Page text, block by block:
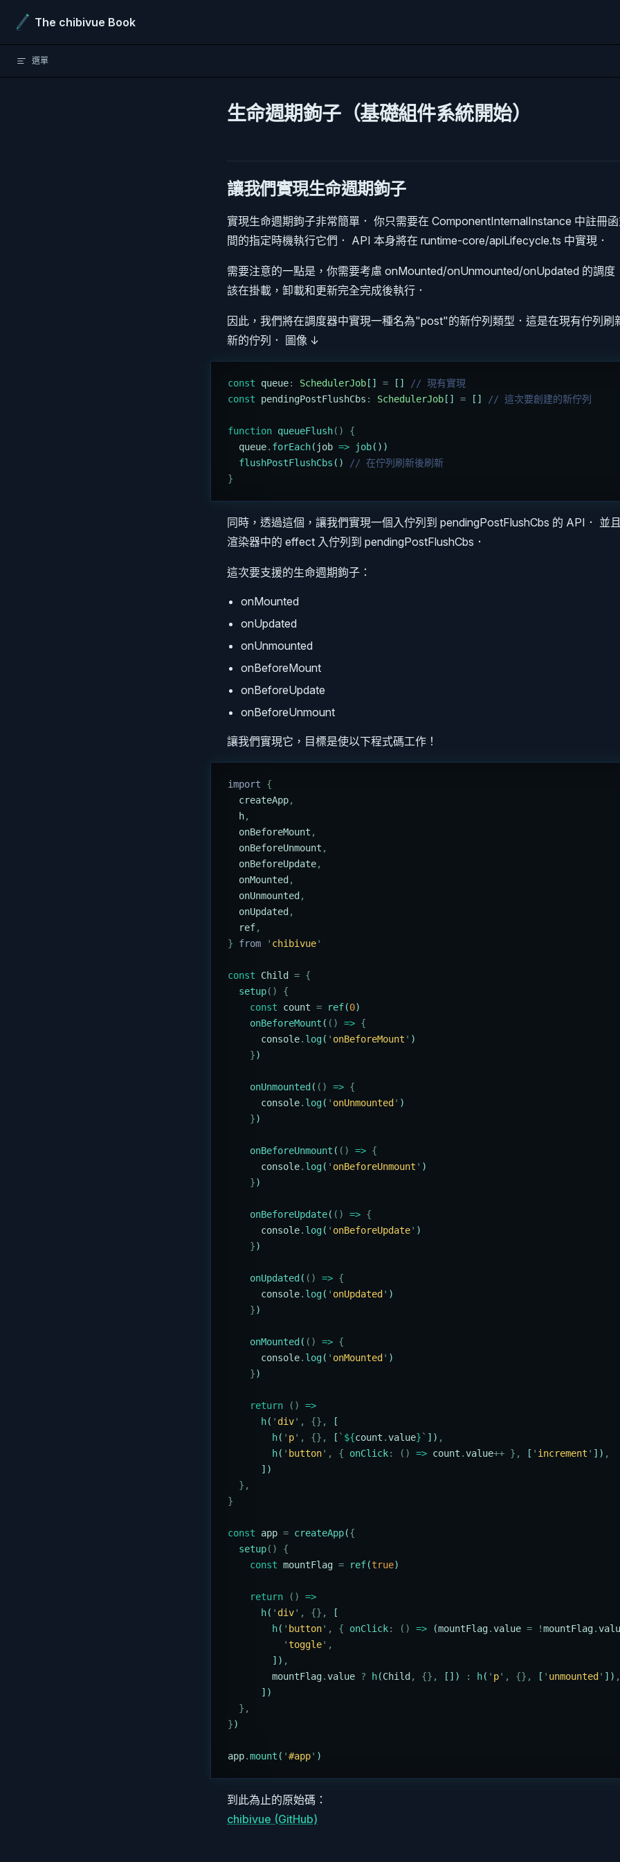
Skip to content
The chibivue Book
選單
生命週期鉤子（基礎組件系統開始）
讓我們實現生命週期鉤子
實現生命週期鉤子非常簡單． 你只需要在 ComponentInternalInstance 中註冊
間的指定時機執行它們． API 本身將在 runtime-core/apiLifecycle.ts 中實現．
需要注意的一點是，你需要考慮 onMounted/onUnmounted/onUpdated 的調度
該在掛載，卸載和更新完全完成後執行．
因此，我們將在調度器中實現一種名為"post"的新佇列類型．這是在現有佇列刷
新的佇列． 圖像 ↓
const queue: SchedulerJob [] = []
// 現有實現
const pendingPostFlushCbs : SchedulerJob [] = [] // 這次要創建的新佇列
function queueFlush()
{
  queue
. forEach( job => job())
  flushPostFlushCbs
()
// 在佇列刷新後刷新
}
同時，透過這個，讓我們實現一個入佇列到 pendingPostFlushCbs 的 API． 並
渲染器中的 effect 入佇列到 pendingPostFlushCbs．
這次要支援的生命週期鉤子：
onMounted
onUpdated
onUnmounted
onBeforeMount
onBeforeUpdate
onBeforeUnmount
讓我們實現它，目標是使以下程式碼工作！
import {
  createApp
,
  h
,
  onBeforeMount
,
  onBeforeUnmount
,
  onBeforeUpdate
,
  onMounted
,
  onUnmounted
,
  onUpdated
,
  ref
,
} from ' chibivue'
const Child = {
  setup
()
{
    const
count = ref(0)
    onBeforeMount
( () => {
      console
. log( ' onBeforeMount ' )
    }
)
    onUnmounted
( () => {
      console
. log( ' onUnmounted ' )
    }
)
    onBeforeUnmount
( () => {
      console
. log( ' onBeforeUnmount ' )
    }
)
    onBeforeUpdate
( () => {
      console
. log( ' onBeforeUpdate' )
    }
)
    onUpdated
( () => {
      console
. log( ' onUpdated ' )
    }
)
    onMounted
( () => {
      console
. log( ' onMounted ' )
    }
)
    return
()
=>
      h
( ' div' , {},
[
        h
( ' p' , {}, [ ` ${count .value} ` ]) ,
        h
( ' button' , { onClick: () => count .value++ }, [ ' increment ' ]) ,
      ])
  },
}
const app = createApp({
  setup
()
{
    const
mountFlag = ref(true)
    return
()
=>
      h
( ' div' , {},
[
        h
( ' button' , { onClick: () => (mountFlag.value = !mountFlag.
          '
toggle' ,
        ])
,
        mountFlag
.value ? h(Child , {}, []) : h( ' p' , {}, [ ' unmounted ' ]) ,
      ])
  },
})
app.mount ( '#app' )
到此為止的原始碼：
chibivue (GitHub)